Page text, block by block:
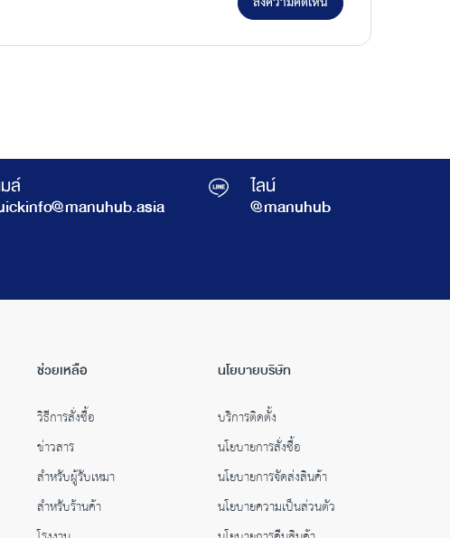
มล์ ไลน์
@manuhub
ช่วยเหลือ
วิธีการสั่งซื้อ
ข่าวสาร
สำหรับผู้รับเหมา
สำหรับร้านค้า
นโยบายบริษัท
บริการติดตั้ง
นโยบายการสั่งซื้อ
นโยบายการจัดส่งสินค้า
นโยบายความเป็นส่วนตัว